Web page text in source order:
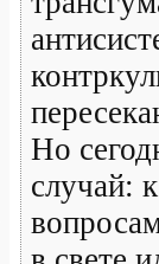
Но
случай: